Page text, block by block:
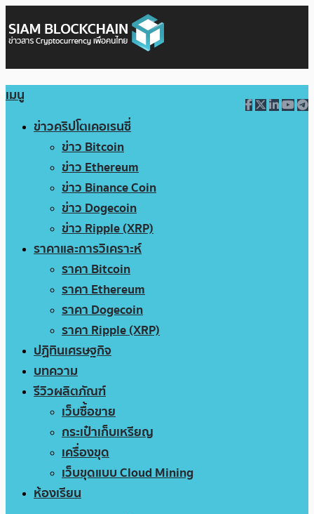
เมนู
ข่าวคริปโตเคอเรนซี่
ข่าว Bitcoin
ข่าว Ethereum
ข่าว Binance Coin
ข่าว Dogecoin
ข่าว Ripple (XRP)
ราคาและการวิเคราะห์
ราคา Bitcoin
ราคา Ethereum
ราคา Dogecoin
ราคา Ripple (XRP)
ปฏิทินเศรษฐกิจ
บทความ
รีวิวผลิตภัณฑ์
เว็บซื้อขาย
กระเป๋าเก็บเหรียญ
เครื่องขุด
เว็บขุดแบบ Cloud Mining
ห้องเรียน